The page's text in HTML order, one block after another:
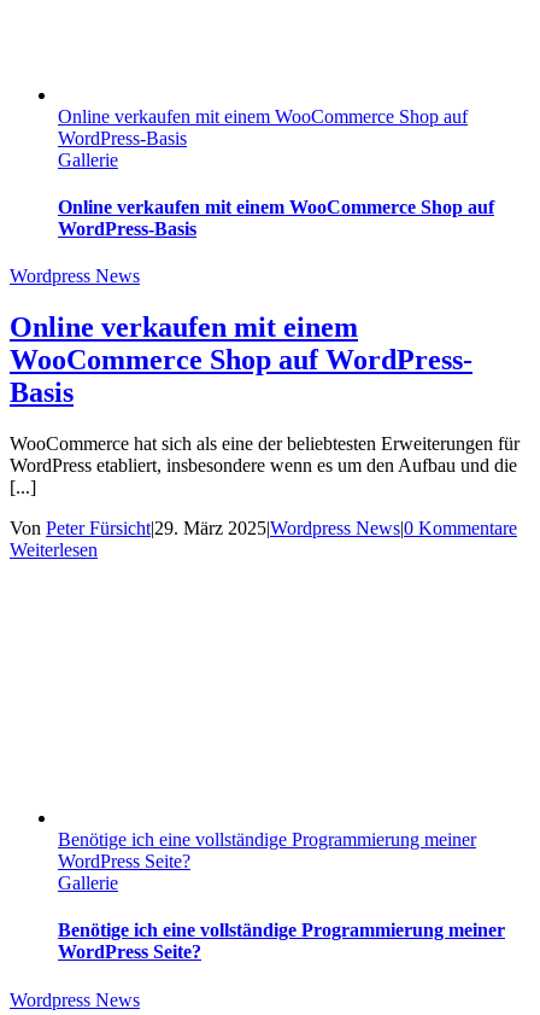
Online verkaufen mit einem WooCommerce Shop auf
WordPress-Basis
Gallerie
Online verkaufen mit einem WooCommerce Shop auf
WordPress-Basis
Wordpress News
Online verkaufen mit einem
WooCommerce Shop auf WordPress-
Basis
WooCommerce hat sich als eine der beliebtesten Erweiterungen für
WordPress etabliert, insbesondere wenn es um den Aufbau und die
[...]
Von Peter Fürsicht|29. März 2025|Wordpress News|0 Kommentare
Weiterlesen
Benötige ich eine vollständige Programmierung meiner
WordPress Seite?
Gallerie
Benötige ich eine vollständige Programmierung meiner
WordPress Seite?
Wordpress News